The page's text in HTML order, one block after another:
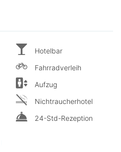
Hotelbar
Fahrradverleih
Aufzug
Nichtraucherhotel
24-Std-Rezeption